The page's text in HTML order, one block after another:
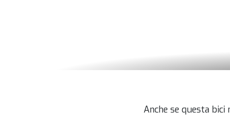
Anche se questa